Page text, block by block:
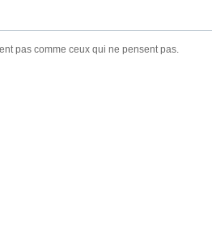
pas comme ceux qui ne pensent pas.